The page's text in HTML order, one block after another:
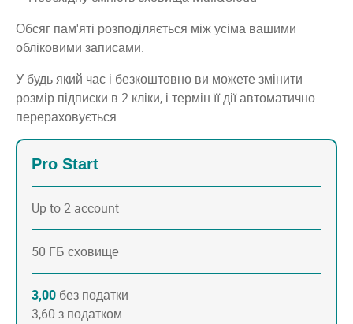
Обсяг пам'яті розподіляється між усіма вашими
обліковими записами.
У будь-який час і безкоштовно ви можете змінити
розмір підписки в 2 кліки, і термін її дії автоматично
перераховується.
Pro Start
Up to 2 account
50 ГБ сховище
3,00 без податки
3,60 з податком